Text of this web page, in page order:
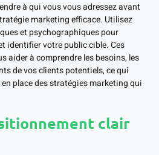
à qui vous vous adressez avant
marketing efficace. Utilisez
et psychographiques pour
identifier votre public cible. Ces
aider à comprendre les besoins, les
de vos clients potentiels, ce qui
place des stratégies marketing qui
clair